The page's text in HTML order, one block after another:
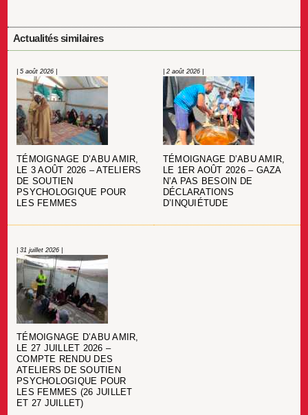
Actualités similaires
| 5 août 2026 |
TÉMOIGNAGE D’ABU AMIR,
LE 3 AOÛT 2026 – ATELIERS
DE SOUTIEN
PSYCHOLOGIQUE POUR
LES FEMMES
| 2 août 2026 |
TÉMOIGNAGE D’ABU AMIR,
LE 1ER AOÛT 2026 – GAZA
N’A PAS BESOIN DE
DÉCLARATIONS
D’INQUIÉTUDE
| 31 juillet 2026 |
TÉMOIGNAGE D’ABU AMIR,
LE 27 JUILLET 2026 –
COMPTE RENDU DES
ATELIERS DE SOUTIEN
PSYCHOLOGIQUE POUR
LES FEMMES (26 JUILLET
ET 27 JUILLET)